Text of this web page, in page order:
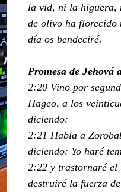
la vid, ni la higuera,
de olivo ha florecido
día os bendeciré.
Promesa de Jehová
2:20 Vino por
Hageo, a los
diciendo:
2:21 Habla a
diciendo: Yo haré
2:22 y trastornaré el
destruiré la fuerza